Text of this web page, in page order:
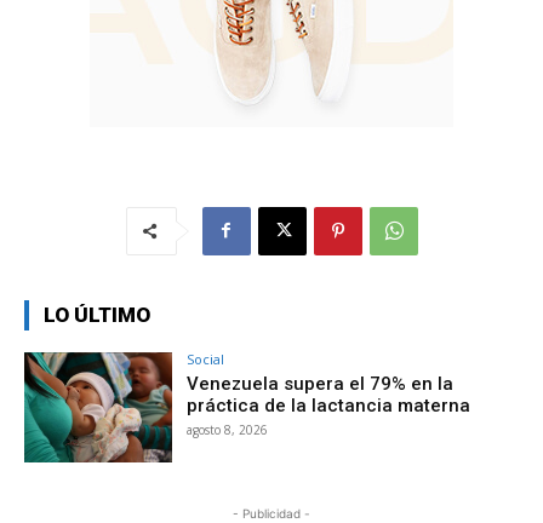
LO ÚLTIMO
Social
Venezuela supera el 79% en la
práctica de la lactancia materna
agosto 8, 2026
- Publicidad -